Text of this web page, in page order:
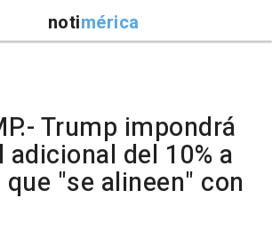
notimérica
Trump impondrá
adicional del 10% a
"se alineen" con